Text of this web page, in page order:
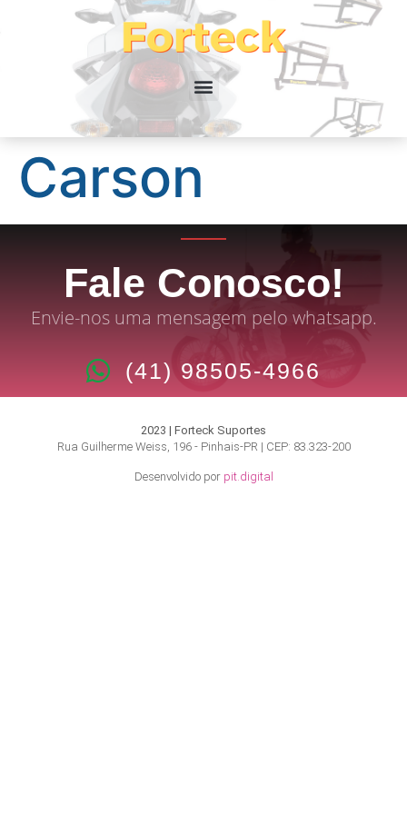
Carson
Fale Conosco!
Envie-nos uma mensagem pelo whatsapp.
(41) 98505-4966
2023 | Forteck Suportes
Rua Guilherme Weiss, 196 - Pinhais-PR | CEP: 83.323-200
Desenvolvido por pit.digital